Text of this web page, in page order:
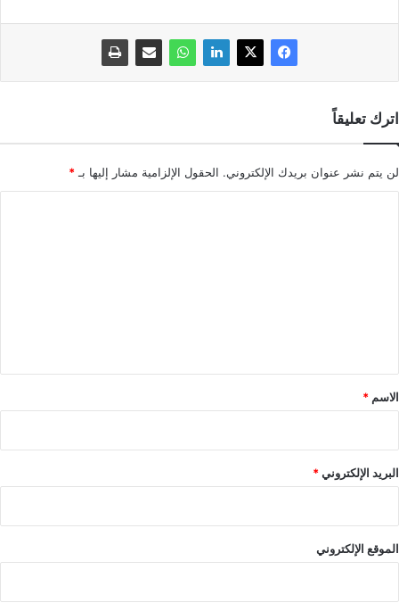
اترك تعليقاً
لن يتم نشر عنوان بريدك الإلكتروني. الحقول الإلزامية مشار إليها بـ *
*
الاسم *
البريد الإلكتروني*
الموقع الإلكتروني